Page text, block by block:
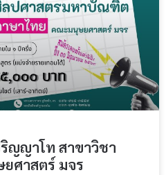
ญญาโท สาขาวิชา
ศาสตร์ มจร